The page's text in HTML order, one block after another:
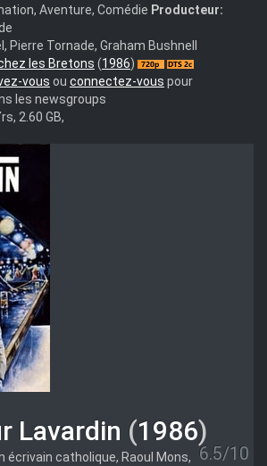
Aventure, Comédie Producteur:
Pierre Tornade, Graham Bushnell
les Bretons (1986)
vous ou connectez-vous pour
les newsgroups
2.60 GB,
Lavardin (1986)
6.5/10
écrivain catholique, Raoul Mons,